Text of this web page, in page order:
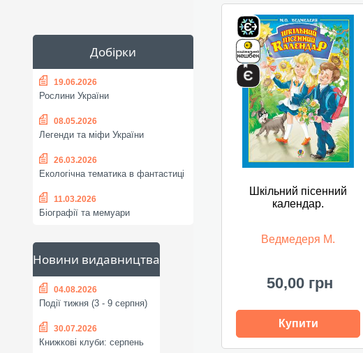
Добірки
19.06.2026
Рослини України
08.05.2026
Легенди та міфи України
26.03.2026
Екологічна тематика в фантастиці
11.03.2026
Біографії та мемуари
Новини видавництва
04.08.2026
Події тижня (3 - 9 серпня)
30.07.2026
Книжкові клуби: серпень
Шкільний пісенний
календар.
Ведмедеря М.
50,00 грн
Купити